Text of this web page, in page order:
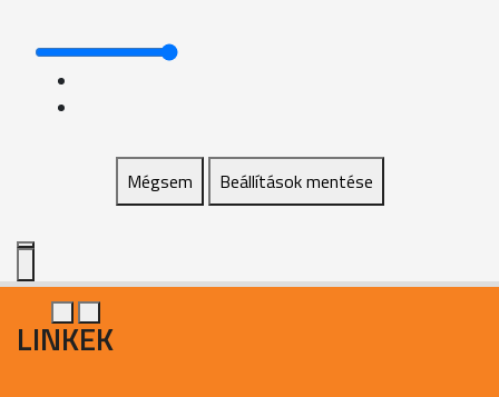
Mégsem Beállítások mentése
LINKEK